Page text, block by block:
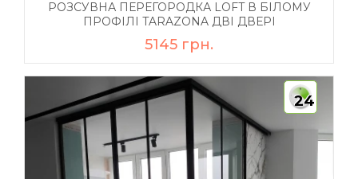
РОЗСУВНА ПЕРЕГОРОДКА LOFT В БІЛОМУ
ПРОФІЛІ TARAZONA ДВІ ДВЕРІ
5145 грн.
24